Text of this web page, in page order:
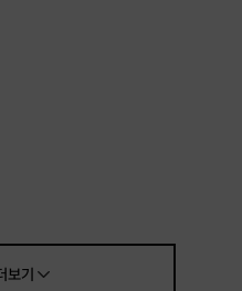
보기